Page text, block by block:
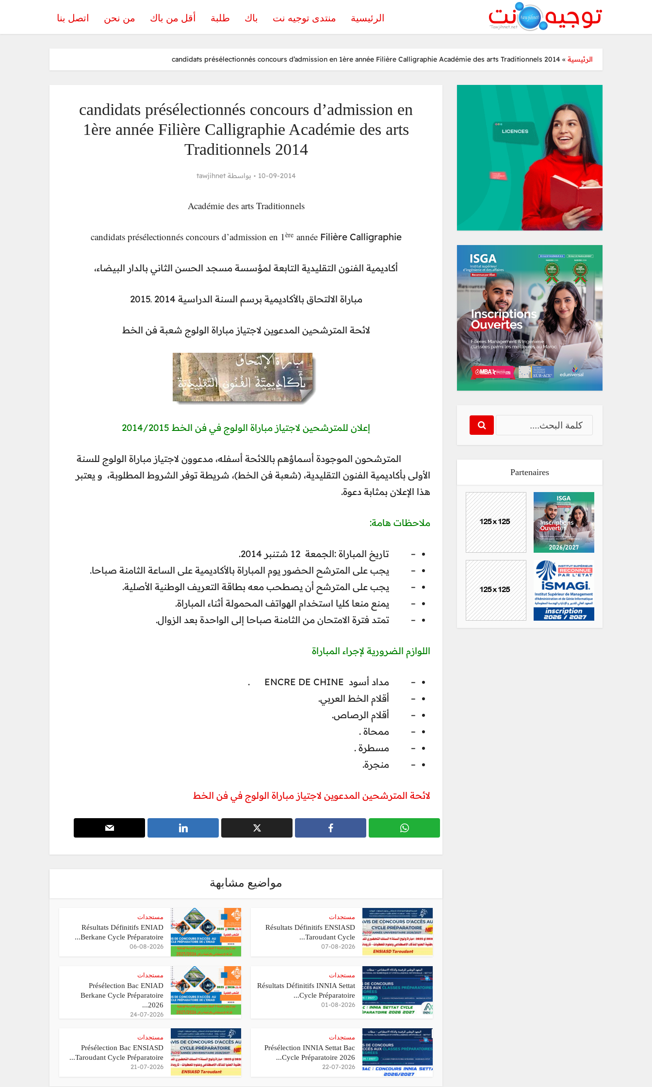
الرئيسية منتدى توجيه نت باك طلبة أقل من باك من نحن اتصل بنا
الرئيسية »
candidats présélectionnés concours d’admission en 1ère année Filière Calligraphie Académie des arts Traditionnels 2014
candidats présélectionnés concours d’admission en
1ère année Filière Calligraphie Académie des arts
Traditionnels 2014
10-09-2014 بواسطةtawjihnet
Académie des arts Traditionnels
candidats présélectionnés concours d’admission en 1èreannée Filière Calligraphie
أكاديمية الفنون التقليدية التابعة لمؤسسة مسجد الحسن الثاني بالدار البيضاء،
مباراة الالتحاق بالأكاديمية برسم السنة الدراسية 2014 ـ2015
لائحة المترشحين المدعوين لاجتياز مباراة الولوج شعبة فن الخط
إعلان للمترشحين لاجتياز مباراة الولوج في فن الخط 2014/2015
المترشحون الموجودة أسماؤهم باللائحة أسفله، مدعوون لاجتياز مباراة الولوج للسنة
الأولى بأكاديمية الفنون التقليدية، (شعبة فن الخط)، شريطة توفر الشروط المطلوبة، و يعتبر
هذا الإعلان بمثابة دعوة.
ملاحظات هامة:
– تاريخ المباراة :الجمعة 12 شتنبر 2014.
– يجب على المترشح الحضور يوم المباراة بالأكاديمية على الساعة الثامنة صباحا.
– يجب على المترشح أن يصطحب معه بطاقة التعريف الوطنية الأصلية.
– يمنع منعا كليا استخدام الهواتف المحمولة أثناء المباراة.
– تمتد فترة الامتحان من الثامنة صباحا إلى الواحدة بعد الزوال.
اللوازم الضرورية لإجراء المباراة
– مداد أسود ENCRE DE CHINE .
– أقلام الخط العربي.
– أقلام الرصاص.
– ممحاة .
– مسطرة .
– منجرة.
لائحة المترشحين المدعوين لاجتياز مباراة الولوج في فن الخط
مواضيع مشابهة
مستجدات
Résultats Définitifs ENSIASD
Taroudant Cycle...
07-08-2026
مستجدات
Résultats Définitifs ENIAD
Berkane Cycle Préparatoire...
06-08-2026
مستجدات
Résultats Définitifs INNIA Settat
Cycle Préparatoire...
01-08-2026
مستجدات
Présélection Bac ENIAD
Berkane Cycle Préparatoire
2026...
24-07-2026
مستجدات
Présélection INNIA Settat Bac
Cycle Préparatoire 2026...
22-07-2026
مستجدات
Présélection Bac ENSIASD
Taroudant Cycle Préparatoire...
21-07-2026
Partenaires